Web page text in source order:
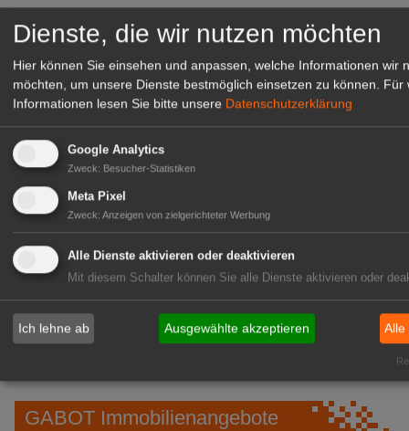
Gärtnerei Hanns
Logistikhalle
Herongen
GABOT Immobilienangebote
Dienste, die wir nutzen möchten
Hier können Sie einsehen und anpassen, welche Informationen wir
möchten, um unsere Dienste bestmöglich einsetzen zu können.
Für
Informationen lesen Sie bitte unsere Datenschutzerklärung
Google Analytics
Zweck: Besucher-Statistiken
Meta Pixel
Zweck: Anzeigen von zielgerichteter Werbung
Alle Dienste aktivieren oder deaktivieren
Mit diesem Schalter können Sie alle Dienste aktivieren oder
Ich lehne ab Ausgewählte akzeptieren Alle